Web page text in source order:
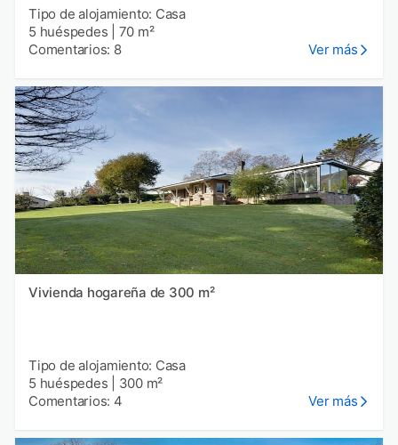
Tipo de alojamiento: Casa
5 huéspedes
70 m²
Comentarios: 8
Ver más
Vivienda hogareña de 300 m²
Tipo de alojamiento: Casa
5 huéspedes
300 m²
Comentarios: 4
Ver más